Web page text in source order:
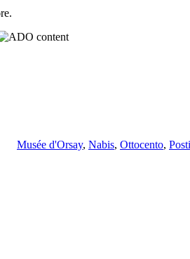
Musée d'Orsay, Nabis, Ottocento,